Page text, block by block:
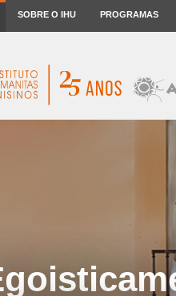
SOBRE O IHU PROGRAMAS